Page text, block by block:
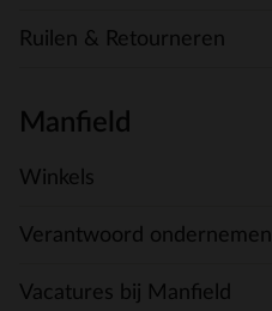
Ruilen & Retourneren
Manfield
Winkels
Verantwoord ondernemen
Vacatures bij Manfield